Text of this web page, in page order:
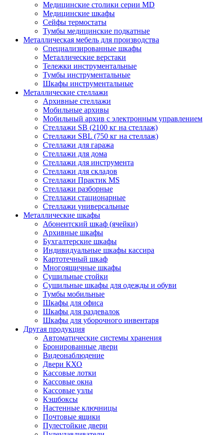
Медицинские столики серии MD
Медицинские шкафы
Сейфы термостаты
Тумбы медицинские подкатные
Металлическая мебель для производства
Cпециализированные шкафы
Металлические верстаки
Тележки инструментальные
Тумбы инструментальные
Шкафы инструментальные
Металлические стеллажи
Архивные стеллажи
Мобильные архивы
Мобильный архив с электронным управлением
Стеллажи SB (2100 кг на стеллаж)
Стеллажи SBL (750 кг на стеллаж)
Стеллажи для гаража
Стеллажи для дома
Стеллажи для инструмента
Стеллажи для складов
Стеллажи Практик MS
Стеллажи разборные
Стеллажи стационарные
Стеллажи универсальные
Металлические шкафы
Абонентский шкаф (ячейки)
Архивные шкафы
Бухгалтерские шкафы
Индивидуальные шкафы кассира
Картотечный шкаф
Многоящичные шкафы
Сушильные стойки
Сушильные шкафы для одежды и обуви
Тумбы мобильные
Шкафы для офиса
Шкафы для раздевалок
Шкафы для уборочного инвентаря
Другая продукция
Автоматические системы хранения
Бронированные двери
Видеонаблюдение
Двери КХО
Кассовые лотки
Кассовые окна
Кассовые узлы
Кэшбоксы
Настенные ключницы
Почтовые ящики
Пулестойкие двери